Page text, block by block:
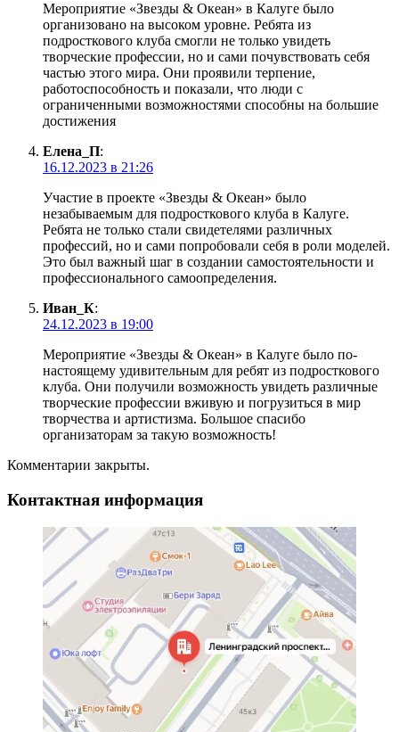
Мероприятие «Звезды & Океан» в Калуге было
организовано на высоком уровне. Ребята из
подросткового клуба смогли не только увидеть
творческие профессии, но и сами почувствовать себя
частью этого мира. Они проявили терпение,
работоспособность и показали, что люди с
ограниченными возможностями способны на большие
достижения
Елена_П:
16.12.2023 в 21:26
Участие в проекте «Звезды & Океан» было
незабываемым для подросткового клуба в Калуге.
Ребята не только стали свидетелями различных
профессий, но и сами попробовали себя в роли моделей.
Это был важный шаг в создании самостоятельности и
профессионального самоопределения.
Иван_К:
24.12.2023 в 19:00
Мероприятие «Звезды & Океан» в Калуге было по-
настоящему удивительным для ребят из подросткового
клуба. Они получили возможность увидеть различные
творческие профессии вживую и погрузиться в мир
творчества и артистизма. Большое спасибо
организаторам за такую возможность!
Комментарии закрыты.
Контактная информация